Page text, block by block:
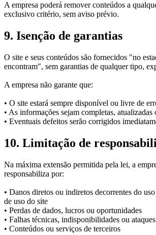
A empresa poderá remover conteúdos a
exclusivo critério, sem aviso prévio.
9. Isenção de garantias
O site e seus conteúdos são fornecidos "no
encontram", sem garantias de qualquer tipo,
A empresa não garante que:
• O site estará sempre disponível ou livre de
• As informações sejam completas, atualizadas
• Eventuais defeitos serão corrigidos
10. Limitação de
Na máxima extensão permitida pela lei, a
responsabiliza por:
• Danos diretos ou indiretos decorrentes do
de uso do site
• Perdas de dados, lucros ou oportunidades
• Falhas técnicas, indisponibilidades ou
• Conteúdos ou serviços de terceiros